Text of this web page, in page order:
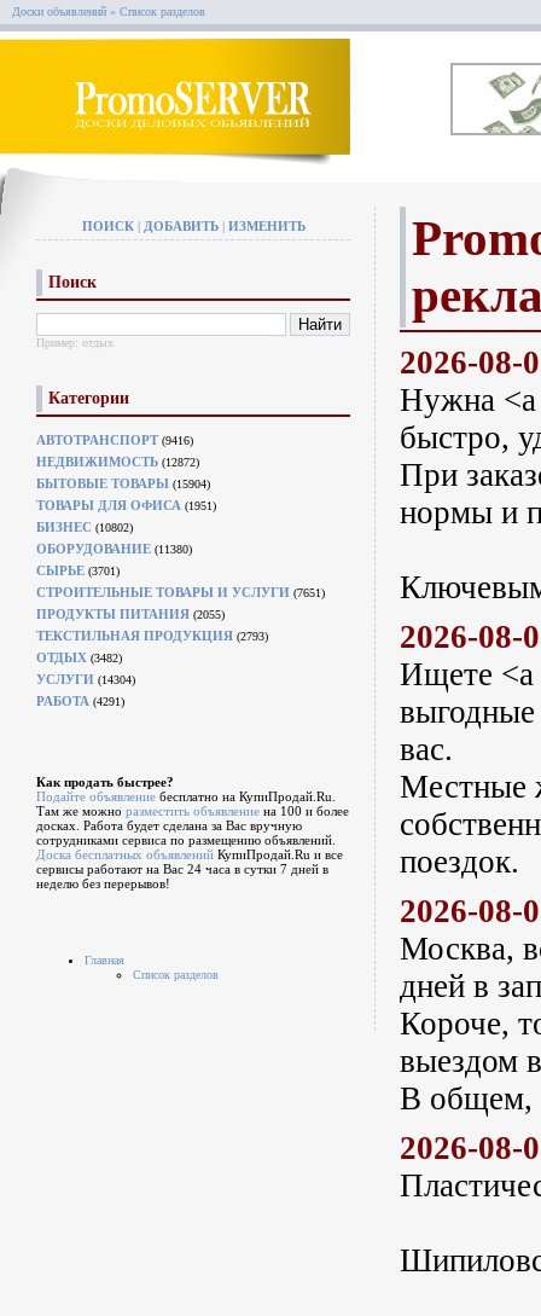
Доски объявлений » Список разделов
ПОИСК| ДОБАВИТЬ| ИЗМЕНИТЬ
Поиск
Пример: отдых
Категории
АВТОТРАНСПОРТ (9416)
НЕДВИЖИМОСТЬ (12872)
БЫТОВЫЕ ТОВАРЫ (15904)
ТОВАРЫ ДЛЯ ОФИСА (1951)
БИЗНЕС (10802)
ОБОРУДОВАНИЕ (11380)
СЫРЬЕ (3701)
СТРОИТЕЛЬНЫЕ ТОВАРЫ И УСЛУГИ (7651)
ПРОДУКТЫ ПИТАНИЯ (2055)
ТЕКСТИЛЬНАЯ ПРОДУКЦИЯ (2793)
ОТДЫХ (3482)
УСЛУГИ (14304)
РАБОТА (4291)
Как продать быстрее?
Подайте объявление бесплатно на КупиПродай.Ru.
Там же можно разместить объявление на 100 и более
досках. Работа будет сделана за Вас вручную
сотрудниками сервиса по размещению объявлений.
Доска бесплатных объявлений КупиПродай.Ru и все
сервисы работают на Вас 24 часа в сутки 7 дней в
неделю без перерывов!
Главная
Список разделов
2026-08-
Нужна <a
быстро,
При
нормы и
Ключевым
2026-08-
Ищете <a
вас.
Местные
поездок.
2026-08-
Москва,
дней в
Короче,
выездом
В общем,
2026-08-